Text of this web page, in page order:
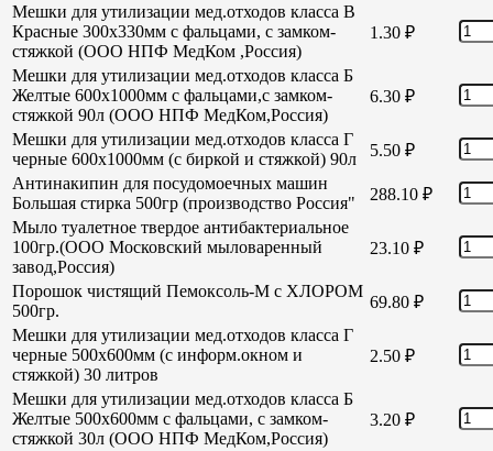
Мешки для утилизации мед.отходов класса В
Красные 300х330мм с фальцами, с замком-
стяжкой (ООО НПФ МедКом ,Россия)
1.30 ₽
Мешки для утилизации мед.отходов класса Б
Желтые 600х1000мм с фальцами,с замком-
стяжкой 90л (ООО НПФ МедКом,Россия)
6.30 ₽
Мешки для утилизации мед.отходов класса Г
черные 600х1000мм (с биркой и стяжкой) 90л
5.50 ₽
Антинакипин для посудомоечных машин
Большая стирка 500гр (производство Россия"
288.10 ₽
Мыло туалетное твердое антибактериальное
100гр.(ООО Московский мыловаренный
завод,Россия)
23.10 ₽
Порошок чистящий Пемоксоль-М с ХЛОРОМ
500гр.
69.80 ₽
Мешки для утилизации мед.отходов класса Г
черные 500х600мм (с информ.окном и
стяжкой) 30 литров
2.50 ₽
Мешки для утилизации мед.отходов класса Б
Желтые 500х600мм с фальцами, с замком-
стяжкой 30л (ООО НПФ МедКом,Россия)
3.20 ₽